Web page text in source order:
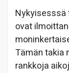
ovat
Tämän takia
rankkoja